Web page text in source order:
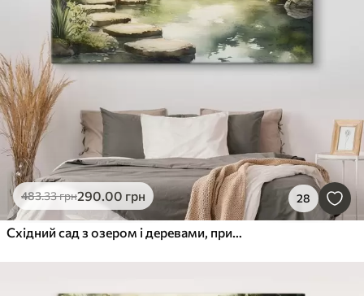
483.33грн290.00 грн 28
Східний сад з озером і деревами, природа, акварельний стиль